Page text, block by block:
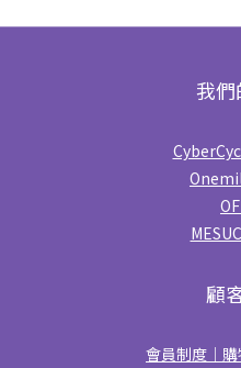
我
顧
會員制度｜